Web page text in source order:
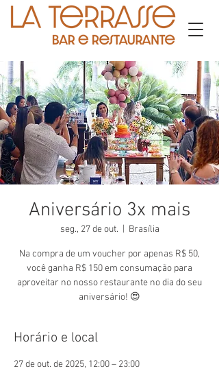
Aniversário 3x mais
seg., 27 de out. Brasília
Na compra de um voucher por apenas R$ 50,
você ganha R$ 150 em consumação para
aproveitar no nosso restaurante no dia do seu
aniversário! 😍
Horário e local
27 de out. de 2025, 12:00 – 23:00